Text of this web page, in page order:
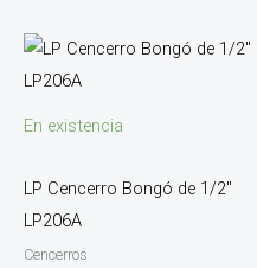
En existencia
LP Cencerro Bongó de 1/2″
LP206A
Cencerros